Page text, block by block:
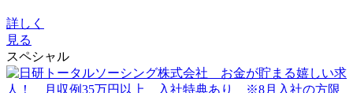
詳しく
見る
スペシャル